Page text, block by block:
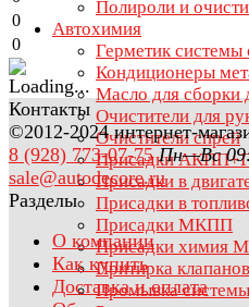
Полироли и
Автохимия
Герметик
Кондиционеры
Масло для сборки
Очистители для
Очистители спрей
Присадки
Присадки в
Присадки в
Присадки МКПП
Присадки химия
Притирка клапанов
Промывка
0
0
Контакты
©2012-2024 интернет-
8 (928) 773-07-75 Пн—Вс
sale@autodecore.ru
Разделы
О компании
Как купить
Доставка и оплата